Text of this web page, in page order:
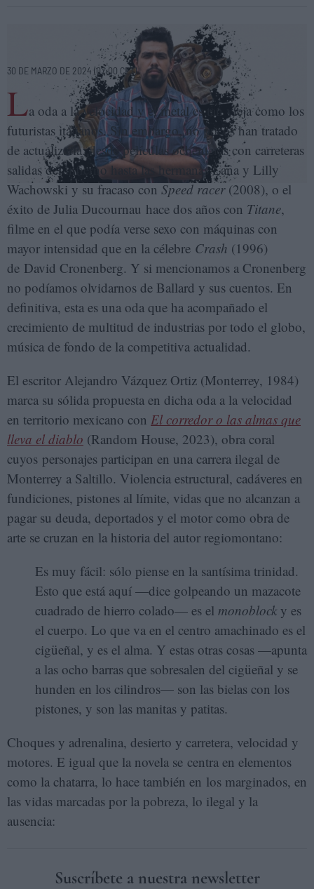
El escritor mexicano Alejandro Vázquez Ortiz. ELENA CANTÓN/FOTO:
30 DE MARZO DE 2024 (07:00 CET)
La oda a la velocidad y el metal es tan vieja como los
futuristas italianos. Sin embargo, no pocos han tratado
de actualizarla: desde películas ochenteras con carreteras
salidas del infierno hasta las hermanas Lana y Lilly
Wachowski y su fracaso conSpeed racer(2008), o el
éxito de Julia Ducournau hace dos años con Titane,
filme en el que podía verse sexo con máquinas con
mayor intensidad que en la célebre Crash (1996)
de David Cronenberg. Y si mencionamos a Cronenberg
no podíamos olvidarnos de Ballard y sus cuentos. En
definitiva, esta es una oda que ha acompañado el
crecimiento de multitud de industrias por todo el globo,
música de fondo de la competitiva actualidad.
El escritor Alejandro Vázquez Ortiz (Monterrey, 1984)
marca su sólida propuesta en dicha oda a la velocidad
en territorio mexicano con El corredor o las almas que
lleva el diablo (Random House, 2023), obra coral
cuyos personajes participan en una carrera ilegal de
Monterrey a Saltillo. Violencia estructural, cadáveres en
fundiciones, pistones al límite, vidas que no alcanzan a
pagar su deuda, deportados y el motor como obra de
arte se cruzan en la historia del autor regiomontano:
Es muy fácil: sólo piense en la santísima trinidad.
Esto que está aquí —dice golpeando un mazacote
cuadrado de hierro colado— es el monoblock y es
el cuerpo. Lo que va en el centro amachinado es el
cigüeñal, y es el alma. Y estas otras cosas —apunta
a las ocho barras que sobresalen del cigüeñal y se
hunden en los cilindros— son las bielas con los
pistones, y son las manitas y patitas.
Choques y adrenalina, desierto y carretera, velocidad y
motores. E igual que la novela se centra en elementos
como la chatarra, lo hace también en los marginados, en
las vidas marcadas por la pobreza, lo ilegal y la
ausencia:
Suscríbete a nuestra newsletter